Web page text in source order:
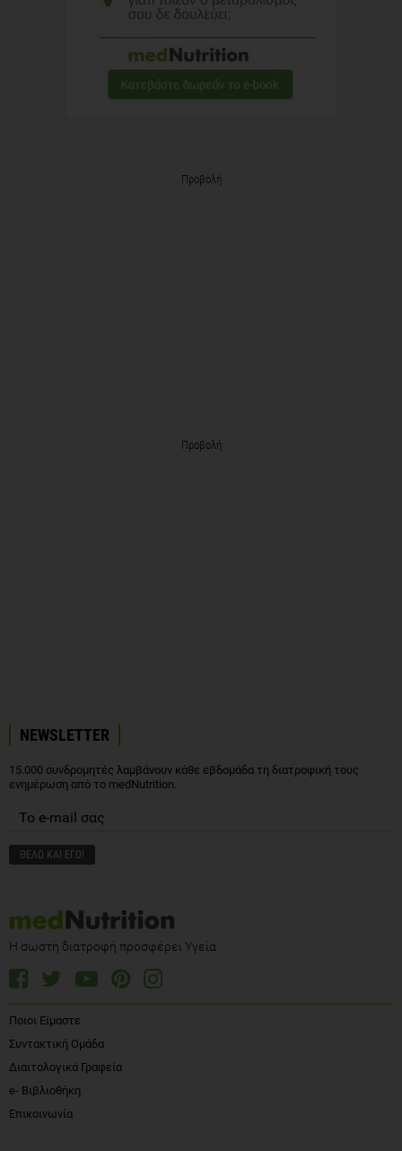
Προβολή
Προβολή
NEWSLETTER
15.000 συνδρομητές λαμβάνουν κάθε εβδομάδα τη διατροφική τους
ενημέρωση από το medNutrition.
Η σωστή διατροφή προσφέρει Υγεία
Ποιοι Είμαστε
Συντακτική Ομάδα
Διαιτολογικά Γραφεία
e- Βιβλιοθήκη
Επικοινωνία